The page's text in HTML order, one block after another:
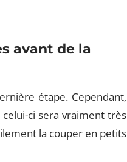
avant de la
étape. Cependant,
ci sera vraiment très
la couper en petits